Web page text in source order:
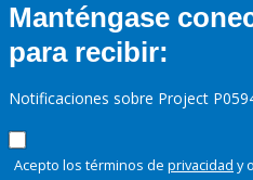
Manténgase
para recibir:
Notificaciones sobre Project
Acepto los términos de privacidad y